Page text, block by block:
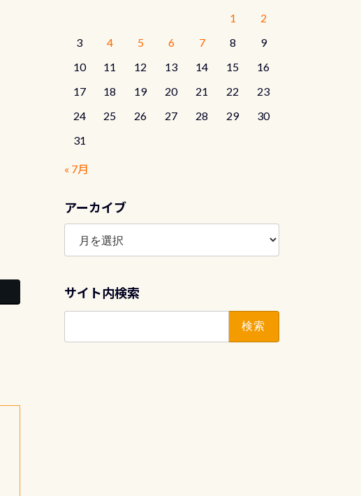
1
2
3
4 5 6 7 8
9
10
11 12 13 14 15
16
17
18 19 20 21 22
23
24
25 26 27 28 29
30
31
« 7月
アーカイブ
ア
カ
ブ
サイト内検索